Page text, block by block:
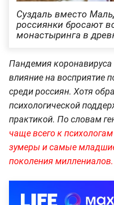
Суздаль вместо
россиянки бросают
монастыринга в
Пандемия коронавируса
влияние на восприятие
среди россиян. Хотя
психологической
практикой. По словам
чаще всего к
зумеры и самые
поколения миллениалов.